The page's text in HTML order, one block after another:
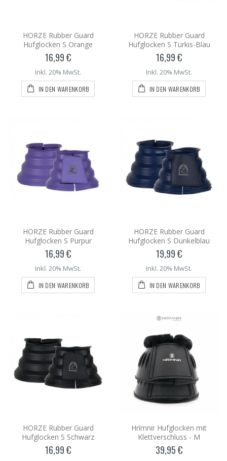
HORZE Rubber Guard
Hufglocken S Orange
16,99 €
Inkl. 20% MwSt.
IN DEN WARENKORB
HORZE Rubber Guard
Hufglocken S Türkis-Blau
16,99 €
Inkl. 20% MwSt.
IN DEN WARENKORB
HORZE Rubber Guard
Hufglocken S Purpur
16,99 €
Inkl. 20% MwSt.
IN DEN WARENKORB
HORZE Rubber Guard
Hufglocken S Dunkelblau
19,99 €
Inkl. 20% MwSt.
IN DEN WARENKORB
HORZE Rubber Guard
Hufglocken S Schwarz
16,99 €
Hrímnir Hufglocken mit
Klettverschluss - M
39,95 €